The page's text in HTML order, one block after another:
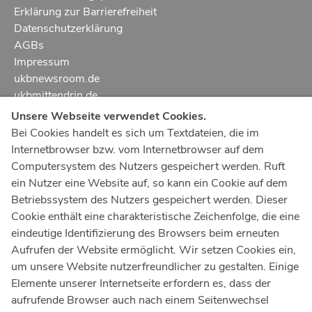
Ltd. Oberarzt Dr. med. dent. Nikolaos Daratsianos
Prof. Dr. med. dent. Stefan Lossdörfer
Oberarzt Dr. med. dent. Eric Kutschera
(Poliklinik für Zahnärztliche Prothetik, Propädeutik
und Werkstoffwissenschaften)
Kursassistenten
aus der Poliklinik für Parodontologie,
Zahnerhaltung und Präventive Zahnheilkunde:
Dr. Vera Schleiffer (stellvertretende Kursleiterin)
ZA Alexander Borgart
ZA Cedric Bertram
ZA Christian Leuchgens
ZA Simon Ratzesberger
ZÄ Pia Saßmannshausen (Kinderprophylaxekurs)
aus der Poliklinik für Zahnärztliche Prothetik,
Propädeutik und Werkstoffwissenschaften:
Dr. Lea Stoilov (stellvertretende Kursleiterin)
Es müssen immer zwei Studenten anwesend sein
(ausser Mittwochs).
InAusnahmefällen
Rücksprache mit dem verantwortlichen
Assistenten.
Im Falle des Fehlens eines Studenten ist jedoch
grundsätzlich immer derjenige Student
verantwortlich, der ursprünglich eingeteilt wurde.
Erklärung zur Barrierefreiheit
Datenschutzerklärung
AGBs
Impressum
ukbnewsroom.de
ukbmittendrin.de
Notruf112
Ärztlicher Notdienst116 117
Giftnotrufzentrale
Tel: +49 22819240
Notfallzentrum Bonn
Kindernotfallzentrum Bonn
UKB-Telefonzentrale
+49 228287 0
Unsere Webseite verwendet Cookies.
Bei Cookies handelt es sich um Textdateien, die im
Internetbrowser bzw. vom Internetbrowser auf dem
Computersystem des Nutzers gespeichert werden. Ruft
ein Nutzer eine Website auf, so kann ein Cookie auf dem
Betriebssystem des Nutzers gespeichert werden. Dieser
Cookie enthält eine charakteristische Zeichenfolge, die eine
eindeutige Identifizierung des Browsers beim erneuten
Aufrufen der Website ermöglicht. Wir setzen Cookies ein,
um unsere Website nutzerfreundlicher zu gestalten. Einige
Elemente unserer Internetseite erfordern es, dass der
aufrufende Browser auch nach einem Seitenwechsel